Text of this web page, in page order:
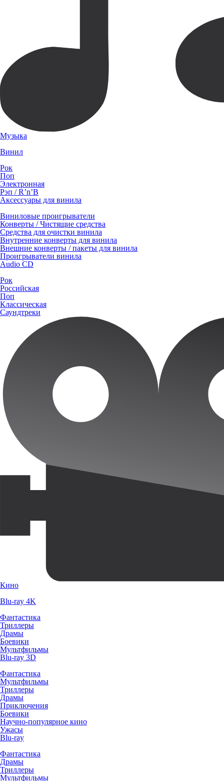
Музыка
Винил
Рок
Поп
Электронная
Рэп / R’n’B
Аксессуары для винила
Виниловые проигрыватели
Конверты / Чистящие средства
Средства для очистки винила
Внутренние конверты для винила
Внешние конверты / пакеты для винила
Проигрыватели винила
Audio CD
Рок
Российская
Поп
Классическая
Саундтреки
Кино
Blu-ray 4K
Фантастика
Триллеры
Драмы
Боевики
Мультфильмы
Blu-ray 3D
Фантастика
Мультфильмы
Триллеры
Драмы
Приключения
Боевики
Научно-популярное кино
Ужасы
Blu-ray
Фантастика
Драмы
Триллеры
Мультфильмы